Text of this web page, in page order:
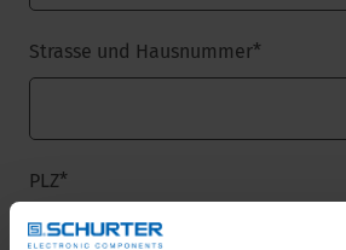
Strasse und Hausnummer*
PLZ*